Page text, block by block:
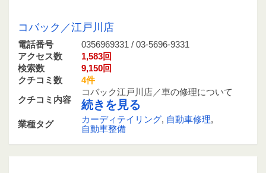
コバック／江戸川店
電話番号
0356969331 / 03-5696-9331
アクセス数
1,583回
検索数
9,150回
クチコミ数
4件
クチコミ内容
コバック江戸川店／車の修理について
続きを見る
業種タグ カーディテイリング, 自動車修理,
自動車整備